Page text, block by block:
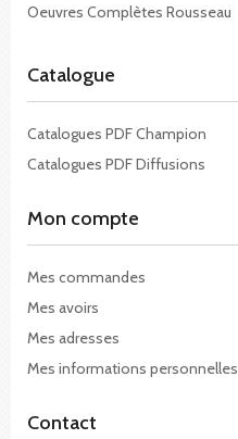
Oeuvres Complètes Rousseau
Catalogue
Catalogues PDF Champion
Catalogues PDF Diffusions
Mon compte
Mes commandes
Mes avoirs
Mes adresses
Mes informations personnelles
Contact